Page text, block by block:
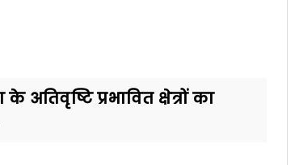
प्रभावित क्षेत्रों का